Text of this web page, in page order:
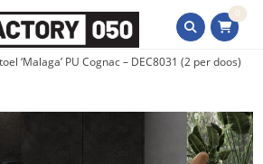
0
‘Malaga’ PU Cognac – DEC8031 (2 per doos)